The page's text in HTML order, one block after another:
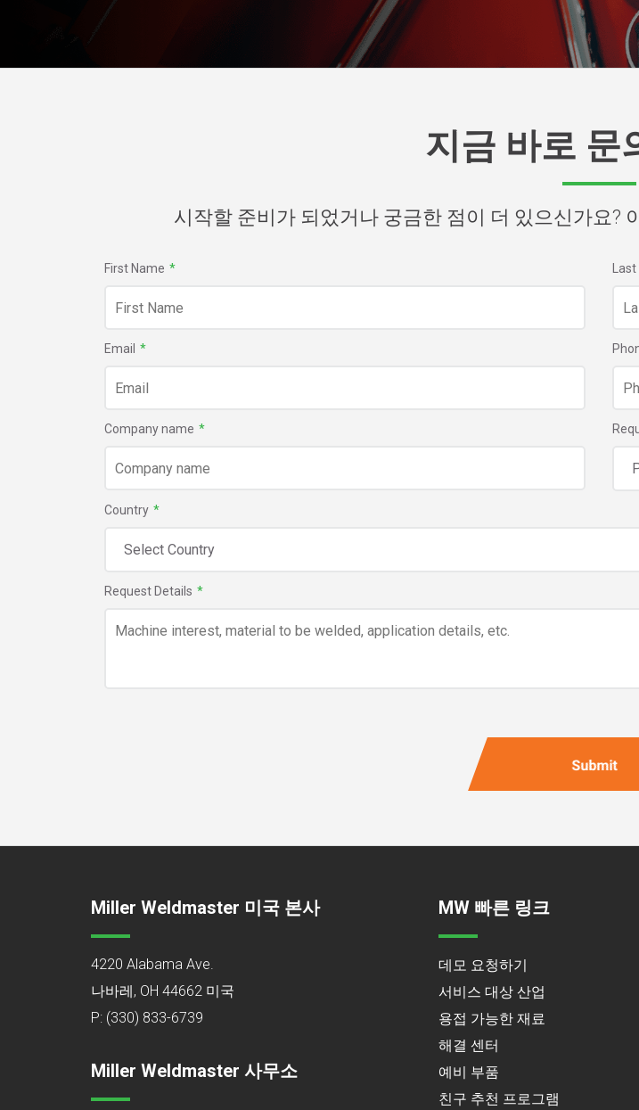
지금 바로 문
시작할 준비가 되었거나 궁금한 점이 더 있으신가요?
First Name *
Email *
Company name *
Country *
Request Details *
Miller Weldmaster 미국 본사
4220 Alabama Ave.
나바레, OH 44662 미국
P: (330) 833-6739
Miller Weldmaster 사무소
MW 빠른 링크
데모 요청하기
서비스 대상 산업
용접 가능한 재료
해결 센터
예비 부품
친구 추천 프로그램